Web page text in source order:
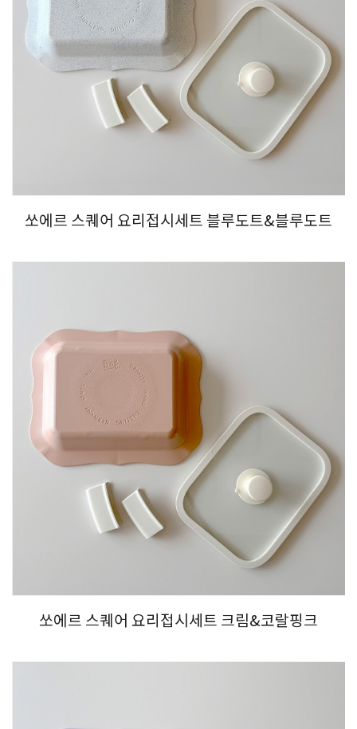
쏘에르 스퀘어 요리접시세트 블루도트&블루도트
쏘에르 스퀘어 요리접시세트 크림&코랄핑크